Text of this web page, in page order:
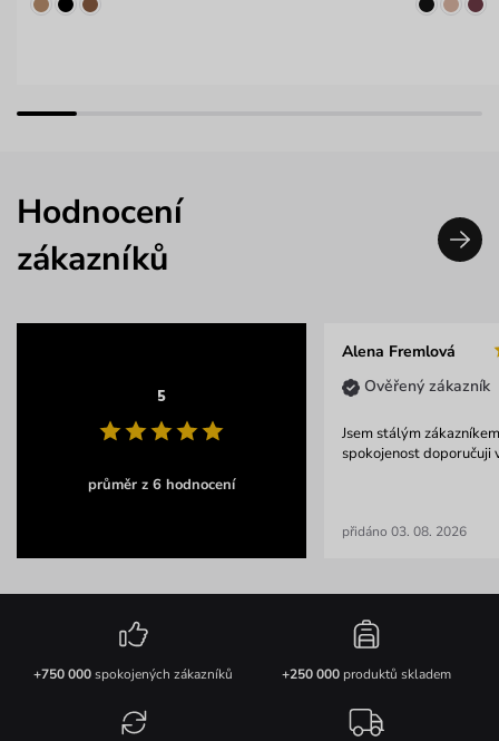
Hodnocení
zákazníků
5
průměr z 6 hodnocení
Alena Fremlová
Ověřený zákazník
Jsem stálým
spokojenost doporučuji
přidáno 03. 08. 2026
+750 000spokojených zákazníků +250 000produktů skladem